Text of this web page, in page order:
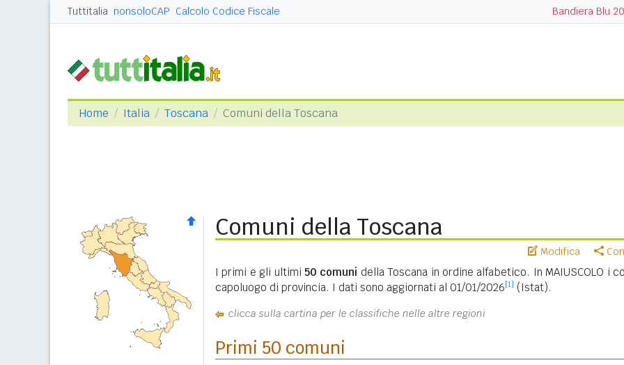
Tuttitalia nonsoloCAP Calcolo Codice Fiscale Bandiera Blu
Home Italia Toscana Comuni della Toscana
Comuni della Toscana
Modifica
I primi e gli ultimi 50 comuni della Toscana in ordine alfabetico. In MAIUSCOLO i
capoluogo di provincia. I dati sono aggiornati al 01/01/2026[1] (Istat).
clicca sulla cartina per le classifiche nelle altre regioni
Primi 50 comuni